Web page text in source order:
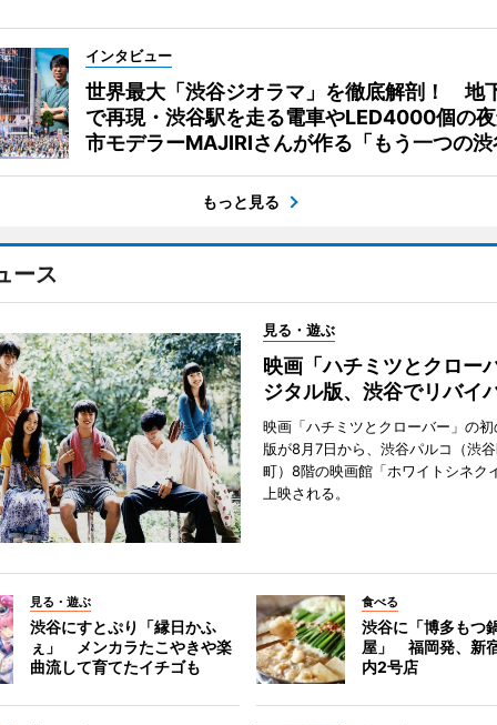
インタビュー
世界最大「渋谷ジオラマ」を徹底解剖！ 地
で再現・渋谷駅を走る電車やLED4000個の
市モデラーMAJIRIさんが作る「もう一つの渋
もっと見る
ース
見る・遊ぶ
映画「ハチミツとクロー
ジタル版、渋谷でリバイ
映画「ハチミツとクローバー」の
版が8月7日から、渋谷パルコ（渋
町）8階の映画館「ホワイトシネク
上映される。
見る・遊ぶ
渋谷にすとぷり「縁日かふ
ぇ」 メンカラたこやきや楽
曲流して育てたイチゴも
食べる
渋谷に「博多もつ
屋」 福岡発、新
内2号店